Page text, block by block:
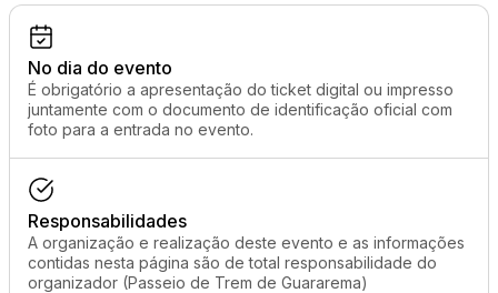
No dia do evento
É obrigatório a apresentação do ticket digital ou impresso
juntamente com o documento de identificação oficial com
foto para a entrada no evento.
Responsabilidades
A organização e realização deste evento e as informações
contidas nesta página são de total responsabilidade do
organizador (Passeio de Trem de Guararema)